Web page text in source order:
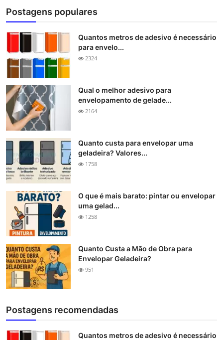
Postagens populares
Quantos metros de adesivo é necessário
para envelo...
2324
Qual o melhor adesivo para
envelopamento de gelade...
2164
Quanto custa para envelopar uma
geladeira? Valores...
1758
O que é mais barato: pintar ou envelopar
uma gelad...
1258
Quanto Custa a Mão de Obra para
Envelopar Geladeira?
951
Postagens recomendadas
Quantos metros de adesivo é necessário